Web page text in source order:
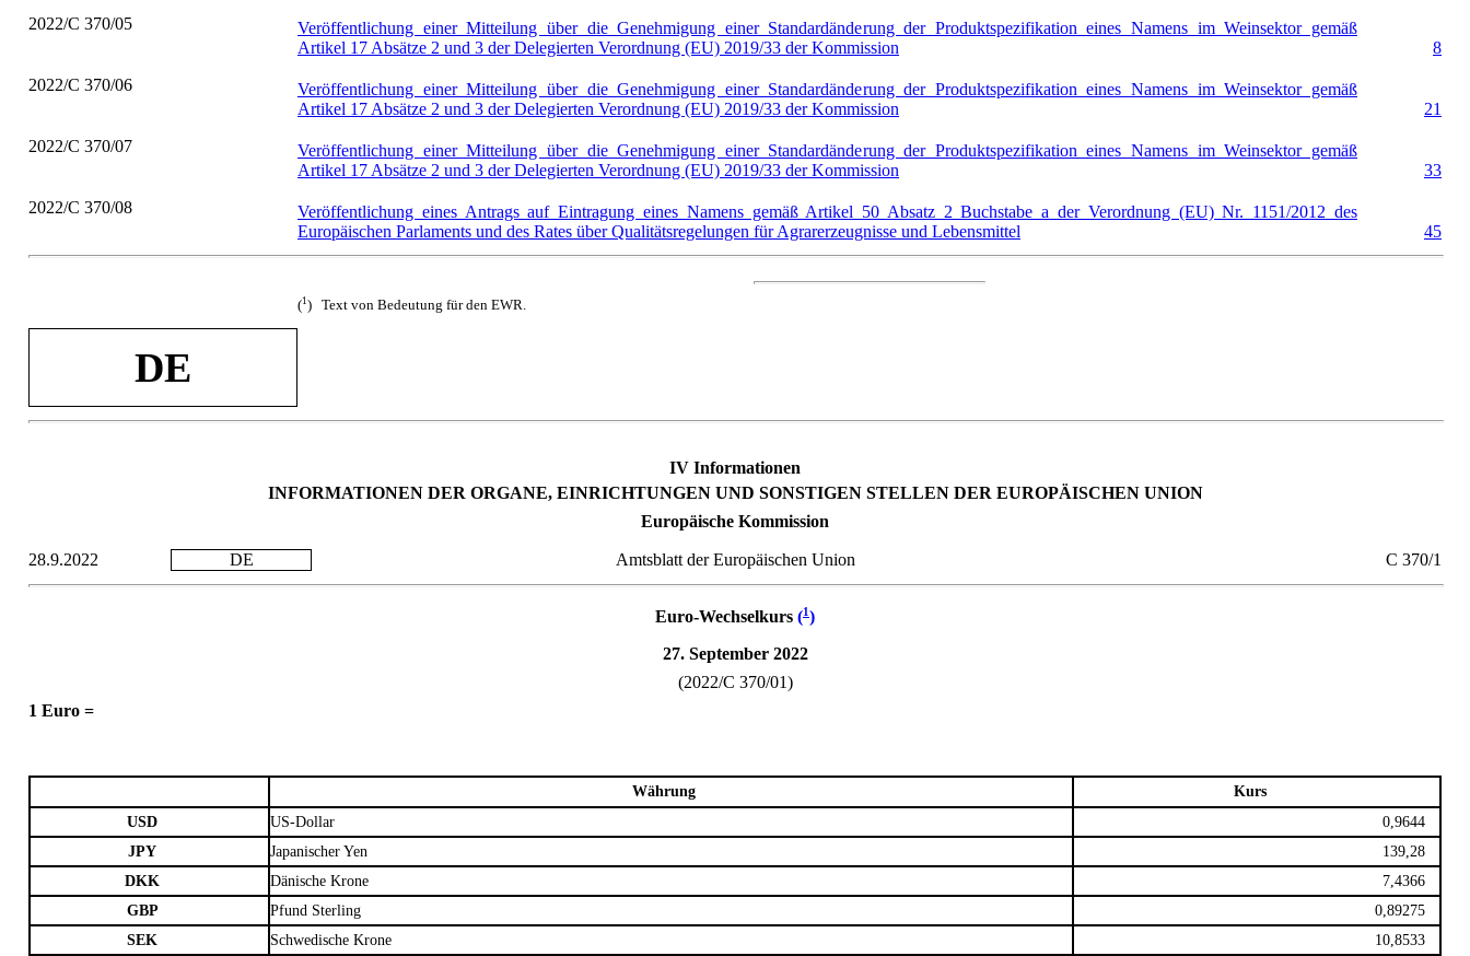
2022/C 370/05
Veröffentlichung einer Mitteilung über die Genehmigung einer Standardänderung der Produktspezifikation eines Namens im Weinsektor gemäß
Artikel 17 Absätze 2 und 3 der Delegierten Verordnung (EU) 2019/33 der Kommission
8
2022/C 370/06
Veröffentlichung einer Mitteilung über die Genehmigung einer Standardänderung der Produktspezifikation eines Namens im Weinsektor gemäß
Artikel 17 Absätze 2 und 3 der Delegierten Verordnung (EU) 2019/33 der Kommission
21
2022/C 370/07
Veröffentlichung einer Mitteilung über die Genehmigung einer Standardänderung der Produktspezifikation eines Namens im Weinsektor gemäß
Artikel 17 Absätze 2 und 3 der Delegierten Verordnung (EU) 2019/33 der Kommission
33
2022/C 370/08
Veröffentlichung eines Antrags auf Eintragung eines Namens gemäß Artikel 50 Absatz 2 Buchstabe a der Verordnung (EU) Nr. 1151/2012 des
Europäischen Parlaments und des Rates über Qualitätsregelungen für Agrarerzeugnisse und Lebensmittel
45
(1) Text von Bedeutung für den EWR.
DE
IV Informationen
INFORMATIONEN DER ORGANE, EINRICHTUNGEN UND SONSTIGEN STELLEN DER EUROPÄISCHEN UNION
Europäische Kommission
28.9.2022 DE Amtsblatt der Europäischen Union C 370/1
Euro-Wechselkurs (1)
27. September 2022
(2022/C 370/01)
1 Euro =
Währung
Kurs
USD
US-Dollar
0,9644
JPY
Japanischer Yen
139,28
DKK
Dänische Krone
7,4366
GBP
Pfund Sterling
0,89275
SEK
Schwedische Krone
10,8533